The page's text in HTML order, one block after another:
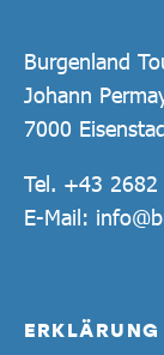
Burgenland
Johann
7000
Tel. +43 2682
E-Mail: